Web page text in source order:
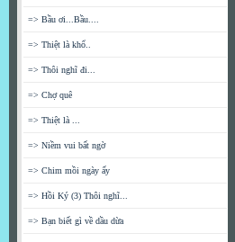
=> Bầu ơi...Bầu....
=> Thiệt là khổ..
=> Thôi nghĩ đi...
=> Chợ quê
=> Thiệt là ...
=> Niềm vui bất ngờ
=> Chim mồi ngày ấy
=> Hồi Ký (3) Thôi nghĩ...
=> Bạn biết gì về dầu dừa